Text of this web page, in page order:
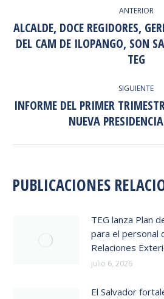
ENTRE
PUBLICACIONES
ANTERIOR
anterior:
ALCALDE, DOCE REGIDORES,
DEL CAM DE ILOPANGO, SON
TEG
SIGUIENTE
INFORME DEL PRIMER
NUEVA
PUBLICACIONES
TEG lanza Plan
para el personal
Relaciones
julio 6, 2026
El Salvador